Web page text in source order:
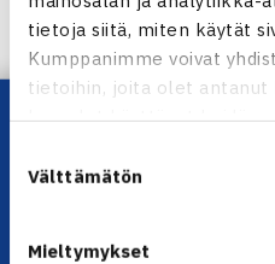
tietoja siitä, miten käytät
Kumppanimme voivat
tietoihin, joita olet
kun olet käyttänyt heidän
valinta
Välttämätön
Mieltymykset
← Edellinen
Lataa OmaTennis!